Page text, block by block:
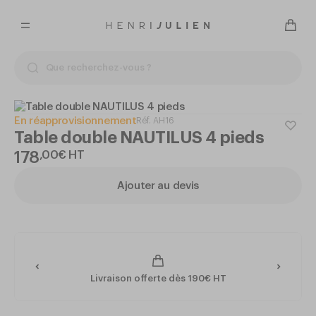
En réapprovisionnementRéf. AH16
Table double NAUTILUS 4 pieds
178,00€ HT
Ajouter au devis
Livraison offerte dès 190€ HT